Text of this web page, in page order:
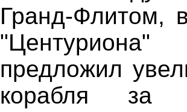
Гранд-Флитом,
предложил
корабля за